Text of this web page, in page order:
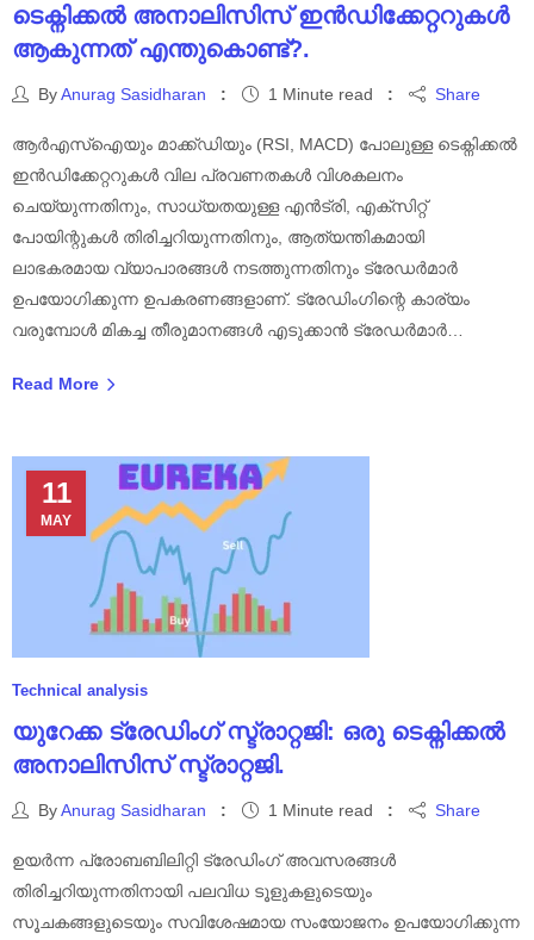
ടെക്നിക്കൽ അനാലിസിസ് ഇൻഡിക്കേറ്ററുകൾ
ആകുന്നത് എന്തുകൊണ്ട്?.
ByAnurag Sasidharan 1 Minute read Share
ആർഎസ്ഐയും മാക്ക്ഡിയും (RSI, MACD) പോലുള്ള ടെക്നിക്കൽ
ഇൻഡിക്കേറ്ററുകൾ വില പ്രവണതകൾ വിശകലനം
ചെയ്യുന്നതിനും, സാധ്യതയുള്ള എൻട്രി, എക്സിറ്റ്
പോയിന്റുകൾ തിരിച്ചറിയുന്നതിനും, ആത്യന്തികമായി
ലാഭകരമായ വ്യാപാരങ്ങൾ നടത്തുന്നതിനും ട്രേഡർമാർ
ഉപയോഗിക്കുന്ന ഉപകരണങ്ങളാണ്. ട്രേഡിംഗിന്റെ കാര്യം
വരുമ്പോൾ മികച്ച തീരുമാനങ്ങൾ എടുക്കാൻ ട്രേഡർമാർ…
Read More
11
MAY
Technical analysis
യുറേക്ക ട്രേഡിംഗ് സ്ട്രാറ്റജി: ഒരു ടെക്നിക്കൽ
അനാലിസിസ് സ്ട്രാറ്റജി.
ByAnurag Sasidharan 1 Minute read Share
ഉയർന്ന പ്രോബബിലിറ്റി ട്രേഡിംഗ് അവസരങ്ങൾ
തിരിച്ചറിയുന്നതിനായി പലവിധ ടൂളുകളുടെയും
സൂചകങ്ങളുടെയും സവിശേഷമായ സംയോജനം ഉപയോഗിക്കുന്ന